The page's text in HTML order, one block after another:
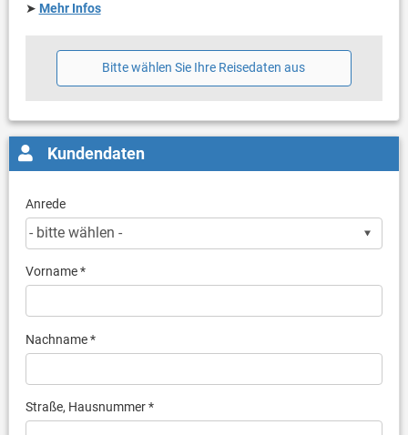
➤ Mehr Infos
Bitte wählen Sie Ihre Reisedaten aus
Kundendaten
Anrede
Vorname *
Nachname *
Straße, Hausnummer *